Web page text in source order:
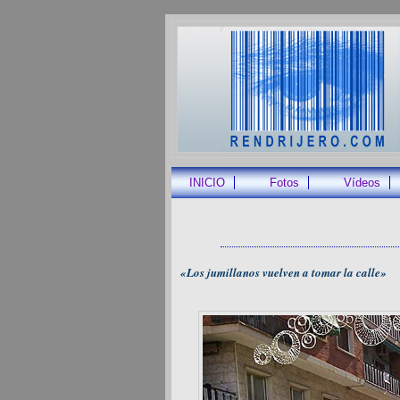
INICIO Fotos Vídeos
«Los jumillanos vuelven a tomar la calle»